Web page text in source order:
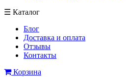
☰ Каталог
Блог
Доставка и оплата
Отзывы
Контакты
Корзина